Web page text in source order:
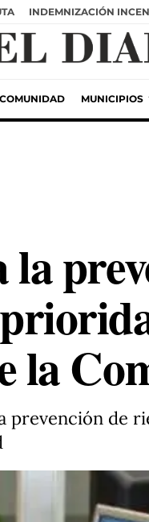
INDEMNIZACIÓN
COMUNIDAD MUNICIPIOS
la
prevención de